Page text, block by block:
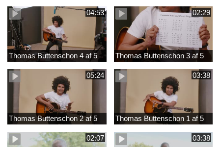
04:53
Thomas Buttenschon 4 af 5
02:29
Thomas Buttenschon 3 af 5
05:24
Thomas Buttenschon 2 af 5
03:38
Thomas Buttenschon 1 af 5
02:07 03:38